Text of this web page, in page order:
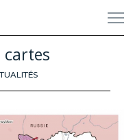
cartes